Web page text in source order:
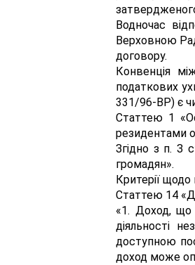
Водночас
Верховною
договору.
Конвенція
податкових
331/96-ВР) є
Статтею 1
резидентами
Згідно з п. З
громадян».
Критерії
Статтею 14
«1. Доход, що
діяльності
доступною
доход може